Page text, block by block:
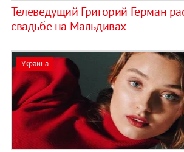
Телеведущий Григорий Герман
свадьбе на Мальдивах
Украина